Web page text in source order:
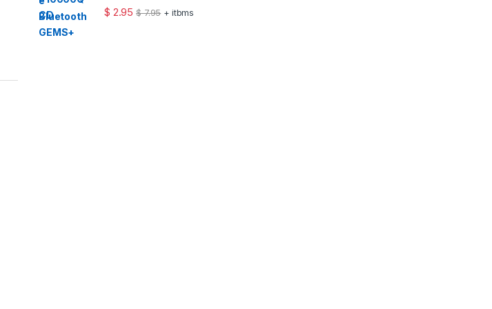
$ 2.95 $7.95 + itbms